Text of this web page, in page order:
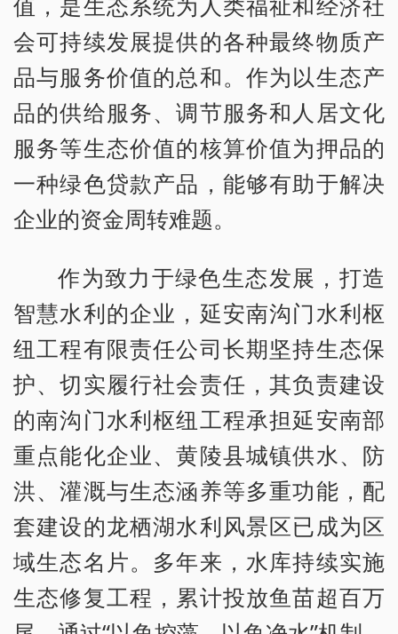
会可持续发展提供的各种最终物质产
品与服务价值的总和。作为以生态产
品的供给服务、调节服务和人居文化
服务等生态价值的核算价值为押品的
一种绿色贷款产品，能够有助于解决
企业的资金周转难题。
作为致力于绿色生态发展，打造
智慧水利的企业，延安南沟门水利枢
纽工程有限责任公司长期坚持生态保
护、切实履行社会责任，其负责建设
的南沟门水利枢纽工程承担延安南部
重点能化企业、黄陵县城镇供水、防
洪、灌溉与生态涵养等多重功能，配
套建设的龙栖湖水利风景区已成为区
域生态名片。多年来，水库持续实施
生态修复工程，累计投放鱼苗超百万